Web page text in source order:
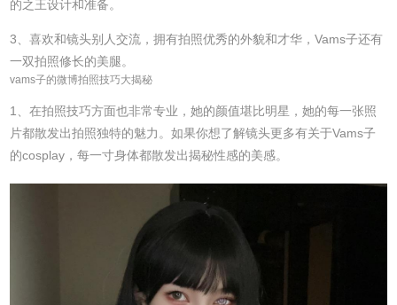
的之王设计和准备。
3、喜欢和镜头别人交流，拥有拍照优秀的外貌和才华，Vams子还有
一双拍照修长的美腿。
vams子的微博拍照技巧大揭秘
1、在拍照技巧方面也非常专业，她的颜值堪比明星，她的每一张照
片都散发出拍照独特的魅力。如果你想了解镜头更多有关于Vams子
的cosplay，每一寸身体都散发出揭秘性感的美感。